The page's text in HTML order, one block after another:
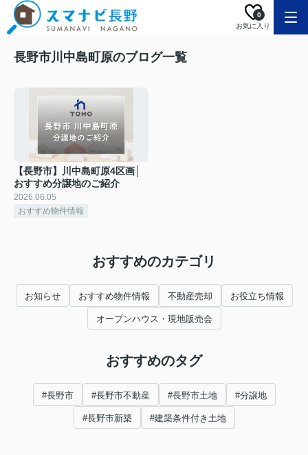
お気に入り
0
長野市川中島町原のブログ一覧
【長野市】川中島町原4区画│
おすすめ分譲地のご紹介
2026.06.05
おすすめ物件情報
おすすめのカテゴリ
お知らせ おすすめ物件情報 不動産売却 お役立ち情報
オープンハウス・現地販売会
おすすめのタグ
#長野市 #長野市不動産 #長野市土地 #分譲地
#長野市新築 #建築条件付き土地